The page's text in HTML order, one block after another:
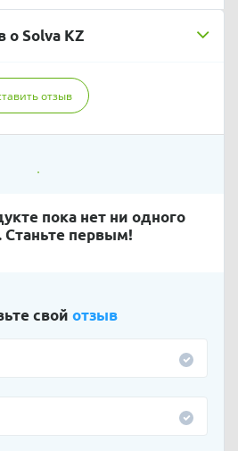
о Solva KZ
отзыв
пока нет ни одного
Станьте первым!
свой отзыв